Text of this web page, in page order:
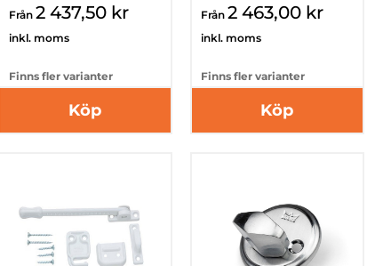
Från 2 437,50 kr
inkl. moms
Finns fler varianter
Köp
Från 2 463,00 kr
inkl. moms
Finns fler varianter
Köp